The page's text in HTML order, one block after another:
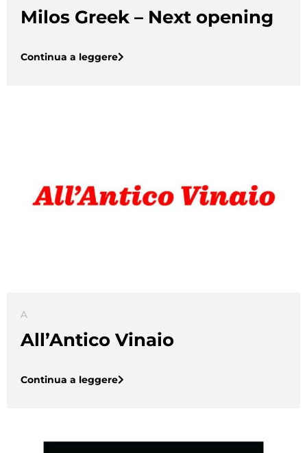
Milos Greek – Next opening
Continua a leggere
A
All’Antico Vinaio
Continua a leggere